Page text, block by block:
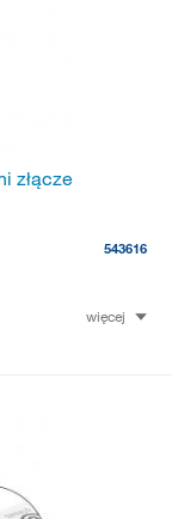
złącze
543616
więcej